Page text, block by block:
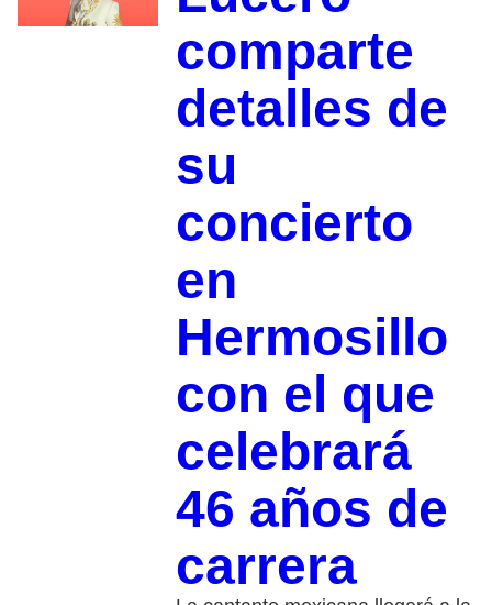
comparte
detalles de
su
concierto
en
Hermosillo
con el que
celebrará
46 años de
carrera